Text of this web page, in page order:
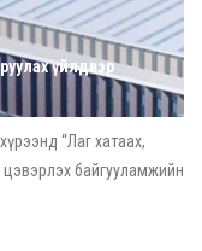
үйлдвэр
“Лаг хатаах,
байгууламжийн